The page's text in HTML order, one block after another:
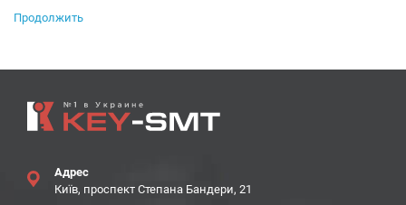
Продолжить
Адрес
Київ, проспект Степана Бандери, 21